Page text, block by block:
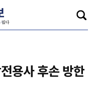
용사 후손 방한